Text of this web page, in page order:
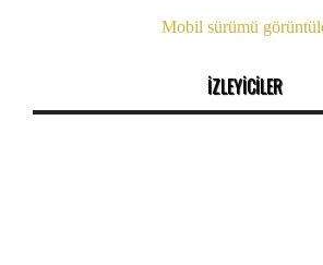
Mobil sürümü
İZLEYİCİLER